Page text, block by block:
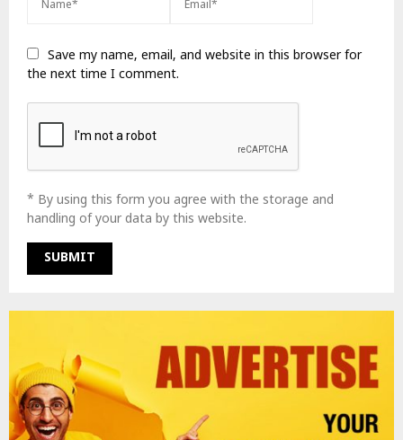
Save my name, email, and website in this browser for
the next time I comment.
* By using this form you agree with the storage and
handling of your data by this website.